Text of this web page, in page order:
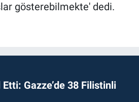
gösterebilmekte' dedi.
Gazze’de 38 Filistinli